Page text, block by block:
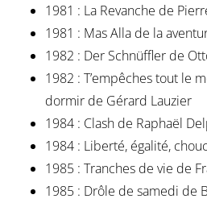
1981 : La Revanche de
1981 : Mas Alla de la
1982 : Der Schnüffler de
1982 : T’empêches tout le
dormir de Gérard Lauzier
1984 : Clash de Raphaël
1984 : Liberté, égalité,
1985 : Tranches de vie de
1985 : Drôle de samedi de